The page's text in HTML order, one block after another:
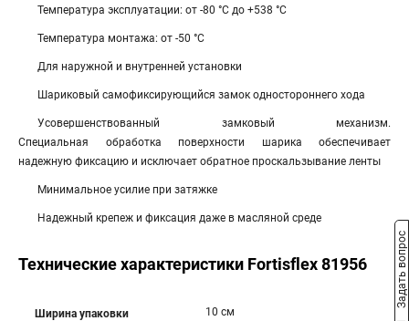
Температура эксплуатации: от -80 °С до +538 °С
Температура монтажа: от -50 °С
Для наружной и внутренней установки
Шариковый самофиксирующийся замок одностороннего хода
Усовершенствованный замковый механизм.
Специальная обработка поверхности шарика обеспечивает
надежную фиксацию и исключает обратное проскальзывание ленты
Минимальное усилие при затяжке
Надежный крепеж и фиксация даже в масляной среде
Технические характеристики Fortisflex 81956
Ширина упаковки 10 см
Задать вопрос